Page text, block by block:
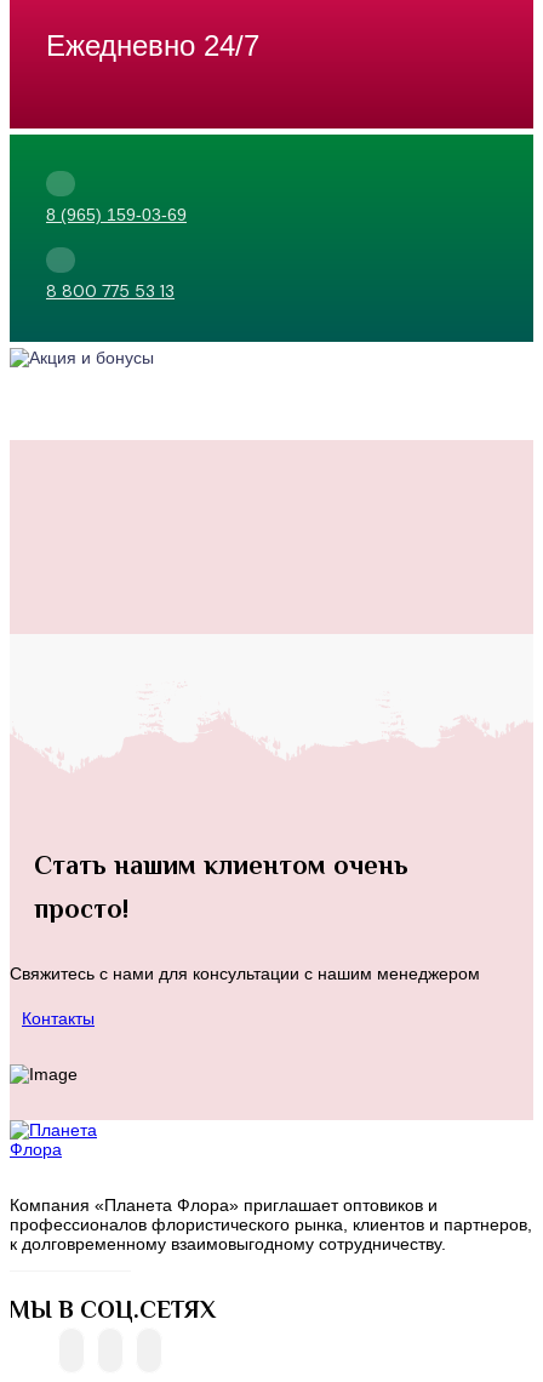
Ежедневно 24/7
8 (965) 159-03-69
8 800 775 53 13
Стать нашим клиентом очень
просто!
Свяжитесь с нами для консультации с нашим менеджером
Контакты
Компания «Планета Флора» приглашает оптовиков и
профессионалов флористического рынка, клиентов и партнеров,
к долговременному взаимовыгодному сотрудничеству.
МЫ В СОЦ.СЕТЯХ